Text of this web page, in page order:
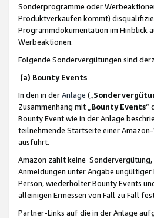
Sonderprogramme oder
Produktverkäufen kommt)
Programmdokumentation im Hinblick
Werbeaktionen.
Folgende Sondervergütungen sind
(a) Bounty Events
In den in derAnlage („
Zusammenhang mit „ Bounty Events“
Bounty Event wie in der Anlage
teilnehmende Startseite einer
ausführt.
Amazon zahlt keine Sondervergütung,
Anmeldungen unter Angabe
Person, wiederholter Bounty Events
alleinigen Ermessen von Fall zu Fall
Partner-Links auf die in der Anlage